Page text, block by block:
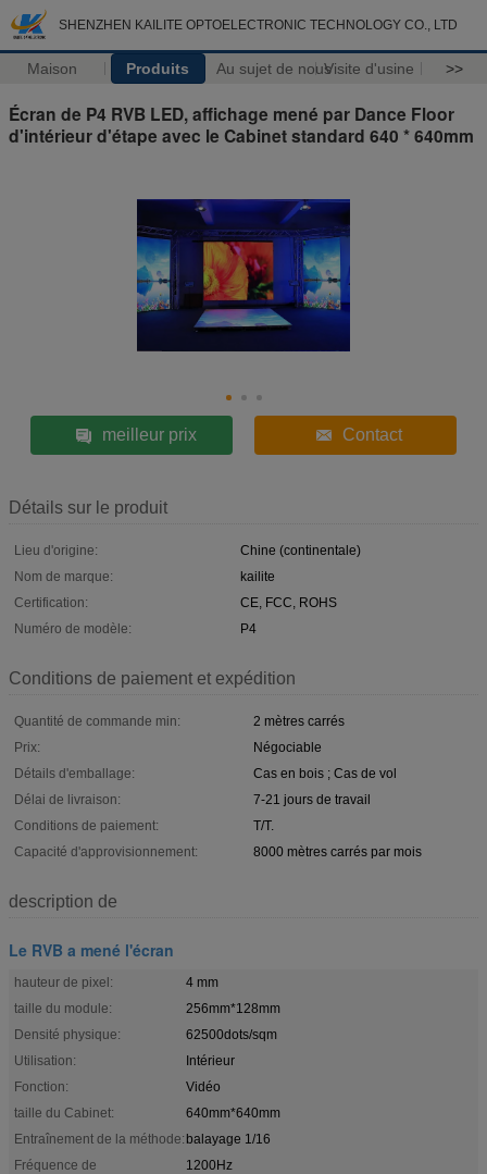
SHENZHEN KAILITE OPTOELECTRONIC TECHNOLOGY CO., LTD
Maison Produits Au sujet de nousVisite d'usine >>
Écran de P4 RVB LED, affichage mené par Dance Floor
d'intérieur d'étape avec le Cabinet standard 640 * 640mm
meilleur prix Contact
Détails sur le produit
Lieu d'origine:
Chine (continentale)
Nom de marque:
kailite
Certification:
CE, FCC, ROHS
Numéro de modèle:
P4
Conditions de paiement et expédition
Quantité de commande min:
2 mètres carrés
Prix:
Négociable
Détails d'emballage:
Cas en bois ; Cas de vol
Délai de livraison:
7-21 jours de travail
Conditions de paiement:
T/T.
Capacité d'approvisionnement:
8000 mètres carrés par mois
description de
Le RVB a mené l'écran
hauteur de pixel:
4 mm
taille du module:
256mm*128mm
Densité physique:
62500dots/sqm
Utilisation:
Intérieur
Fonction:
Vidéo
taille du Cabinet:
640mm*640mm
Entraînement de la méthode:balayage 1/16
Fréquence de
1200Hz